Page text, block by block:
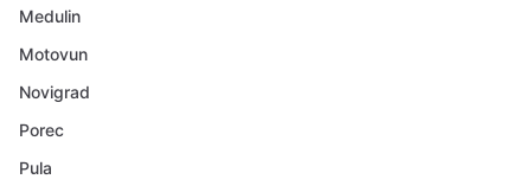
Medulin
Motovun
Novigrad
Porec
Pula